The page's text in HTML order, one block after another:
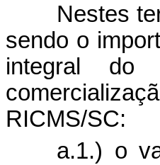
Nestes
sendo o
integral do
RICMS/SC:
a.1.) o